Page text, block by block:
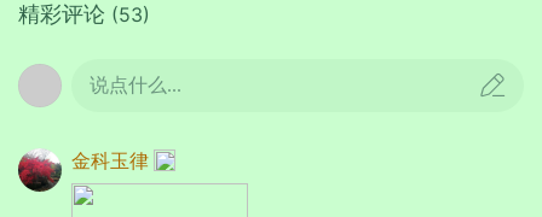
精彩评论 (53)
说点什么...
金科玉律